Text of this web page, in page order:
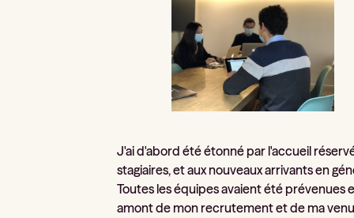
J'ai d'abord été étonné par l'accueil
stagiaires, et aux nouveaux arrivants en
Toutes les équipes avaient été prévenues
amont de mon recrutement et de ma